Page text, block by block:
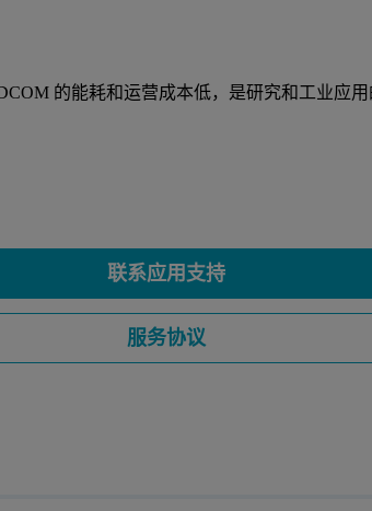
的能耗和运营成本低，是研究和工业应
联系应用支持
服务协议